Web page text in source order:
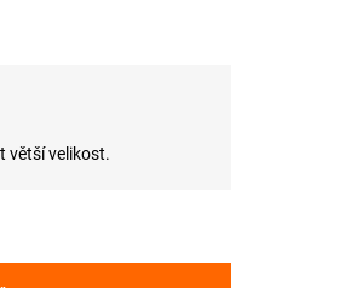
větší velikost.